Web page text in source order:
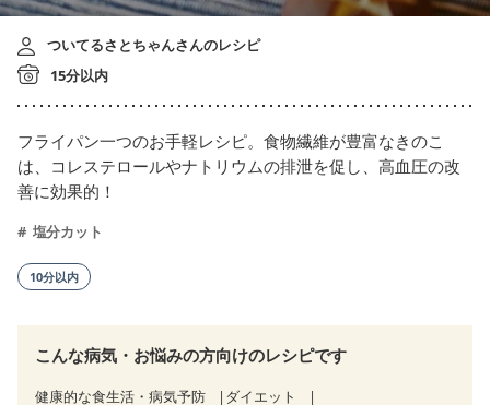
ついてるさとちゃんさんのレシピ
15分以内
フライパン一つのお手軽レシピ。食物繊維が豊富なきのこ
は、コレステロールやナトリウムの排泄を促し、高血圧の改
善に効果的！
塩分カット
10分以内
こんな病気・お悩みの方向けのレシピです
健康的な食生活・病気予防
ダイエット